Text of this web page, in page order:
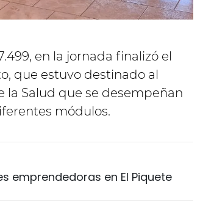
en la jornada finalizó el
que estuvo destinado al
la Salud que se desempeñan
módulos.
emprendedoras en El Piquete